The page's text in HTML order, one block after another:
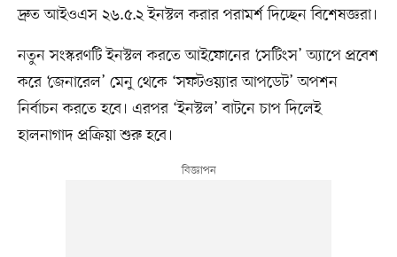
দ্রুত আইওএস ২৬.৫.২ ইনস্টল করার পরামর্শ দিচ্ছেন বিশেষজ্ঞরা।
নতুন সংস্করণটি ইনস্টল করতে আইফোনের ‘সেটিংস’ অ্যাপে প্রবেশ
করে ‘জেনারেল’ মেনু থেকে ‘সফটওয়্যার আপডেট’ অপশন
নির্বাচন করতে হবে। এরপর ‘ইনস্টল’ বাটনে চাপ দিলেই
হালনাগাদ প্রক্রিয়া শুরু হবে।